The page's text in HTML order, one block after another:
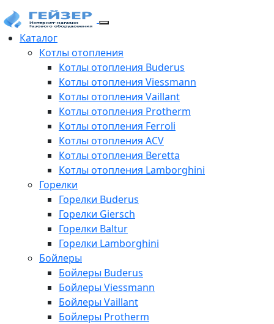
Каталог
Котлы отопления
Котлы отопления Buderus
Котлы отопления Viessmann
Котлы отопления Vaillant
Котлы отопления Protherm
Котлы отопления Ferroli
Котлы отопления ACV
Котлы отопления Beretta
Котлы отопления Lamborghini
Горелки
Горелки Buderus
Горелки Giersch
Горелки Baltur
Горелки Lamborghini
Бойлеры
Бойлеры Buderus
Бойлеры Viessmann
Бойлеры Vaillant
Бойлеры Protherm